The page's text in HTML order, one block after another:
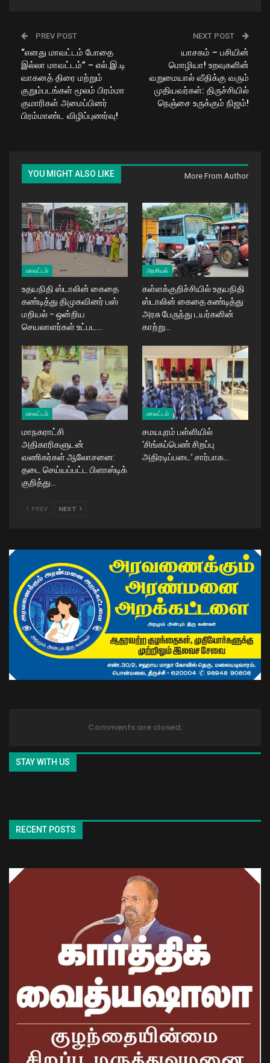
PREV POST
“எனது மாவட்டம் போதை
இல்லா மாவட்டம்” – எல்.இ.டி
வாகனத் திரை மற்றும்
குறும்படங்கள் மூலம் பிரம்மா
குமாரிகள் அமைப்பினர்
பிரம்மாண்ட விழிப்புணர்வு!
NEXT POST
யாசகம் – பசியின்
மொழியா! உறவுகளின்
வறுமையால் வீதிக்கு வரும்
முதியவர்கள்: திருச்சியில்
நெஞ்சை உருக்கும் நிஜம்!
YOU MIGHT ALSO LIKE More From Author
மாவட்டம்
உதயநிதி ஸ்டாலின் கைதை
கண்டித்து திமுகவினர் பஸ்
மறியல் – ஒன்றிய
செயலாளர்கள் உட்பட…
அரசியல்
கள்ளக்குறிச்சியில் உதயநிதி
ஸ்டாலின் கைதை கண்டித்து
அரசு பேருந்து டயர்களின்
காற்று…
மாவட்டம்
மாநகராட்சி
அதிகாரிகளுடன்
வணிகர்கள் ஆலோசனை:
தடை செய்யப்பட்ட பிளாஸ்டிக்
குறித்து…
மாவட்டம்
சமயபுரம் பள்ளியில்
‘சிங்கப்பெண் சிறப்பு
அதிரடிப்படை’ சார்பாக…
PREV NEXT
Comments are closed.
STAY WITH US
RECENT POSTS